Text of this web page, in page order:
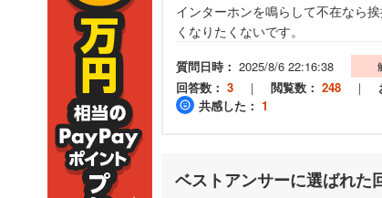
インターホンを鳴らして不在なら
くなりたくないです。
質問日時： 2025/8/6 22:16:38
回答数： 3 ｜ 閲覧数： 248 ｜
共感した： 1
ベストアンサーに選ばれた